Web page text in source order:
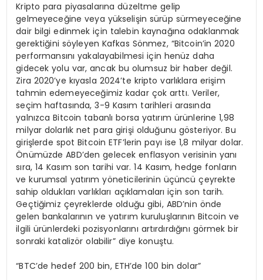
Kripto para piyasalarına düzeltme gelip
gelmeyeceğine veya yükselişin sürüp sürmeyeceğine
dair bilgi edinmek için talebin kaynağına odaklanmak
gerektiğini söyleyen Kafkas Sönmez, “Bitcoin’in 2020
performansını yakalayabilmesi için henüz daha
gidecek yolu var, ancak bu olumsuz bir haber değil.
Zira 2020’ye kıyasla 2024’te kripto varlıklara erişim
tahmin edemeyeceğimiz kadar çok arttı. Veriler,
seçim haftasında, 3-9 Kasım tarihleri arasında
yalnızca Bitcoin tabanlı borsa yatırım ürünlerine 1,98
milyar dolarlık net para girişi olduğunu gösteriyor. Bu
girişlerde spot Bitcoin ETF’lerin payı ise 1,8 milyar dolar.
Önümüzde ABD’den gelecek enflasyon verisinin yanı
sıra, 14 Kasım son tarihi var. 14 Kasım, hedge fonların
ve kurumsal yatırım yöneticilerinin üçüncü çeyrekte
sahip oldukları varlıkları açıklamaları için son tarih.
Geçtiğimiz çeyreklerde olduğu gibi, ABD’nin önde
gelen bankalarının ve yatırım kuruluşlarının Bitcoin ve
ilgili ürünlerdeki pozisyonlarını artırdırdığını görmek bir
sonraki katalizör olabilir” diye konuştu.
“BTC’de hedef 200 bin, ETH’de 100 bin dolar”